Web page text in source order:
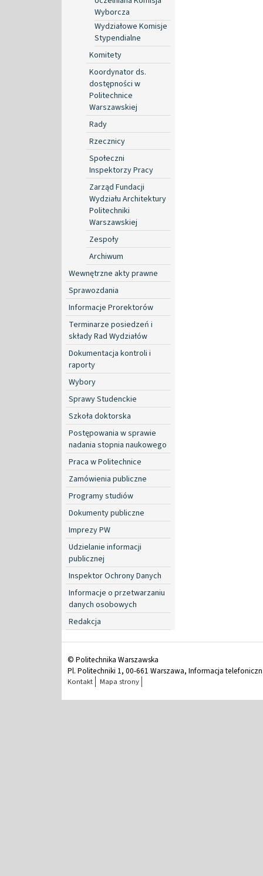
Wyborcza
Wydziałowe Komisje
Stypendialne
Komitety
Koordynator ds.
dostępności w
Politechnice
Warszawskiej
Rady
Rzecznicy
Społeczni
Inspektorzy Pracy
Zarząd Fundacji
Wydziału Architektury
Politechniki
Warszawskiej
Zespoły
Archiwum
Wewnętrzne akty prawne
Sprawozdania
Informacje Prorektorów
Terminarze posiedzeń i
składy Rad Wydziałów
Dokumentacja kontroli i
raporty
Wybory
Sprawy Studenckie
Szkoła doktorska
Postępowania w sprawie
nadania stopnia naukowego
Praca w Politechnice
Zamówienia publiczne
Programy studiów
Dokumenty publiczne
Imprezy PW
Udzielanie informacji
publicznej
Inspektor Ochrony Danych
Informacje o przetwarzaniu
danych osobowych
Redakcja
© Politechnika Warszawska
Pl. Politechniki 1, 00-661 Warszawa, Informacja
Kontakt Mapa strony